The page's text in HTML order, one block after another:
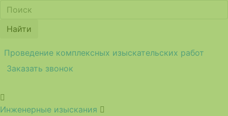
Найти
Проведение комплексных изыскательских работ
Заказать звонок
Инженерные изыскания